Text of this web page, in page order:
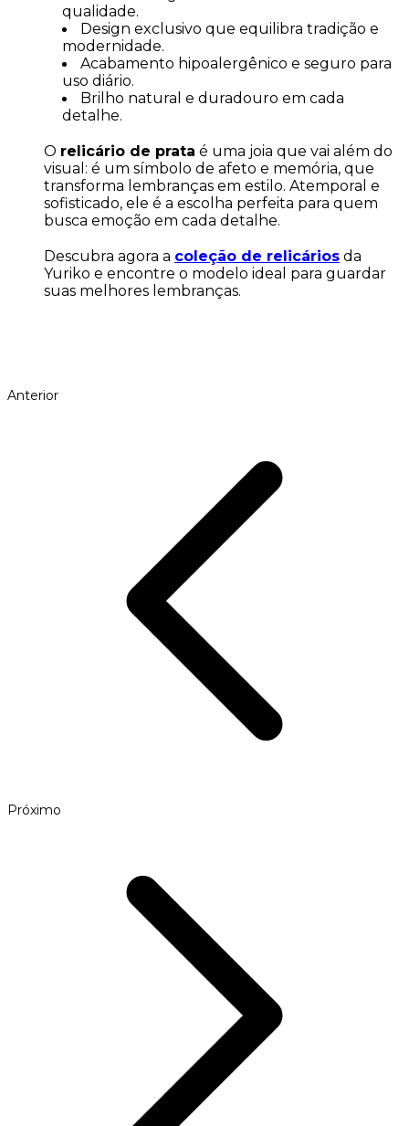
qualidade.
Design exclusivo que equilibra tradição e
modernidade.
Acabamento hipoalergênico e seguro para
uso diário.
Brilho natural e duradouro em cada
detalhe.
O relicário de prata é uma joia que vai além do
visual: é um símbolo de afeto e memória, que
transforma lembranças em estilo. Atemporal e
sofisticado, ele é a escolha perfeita para quem
busca emoção em cada detalhe.
Descubra agora a coleção de relicários da
Yuriko e encontre o modelo ideal para guardar
suas melhores lembranças.
Anterior
Próximo